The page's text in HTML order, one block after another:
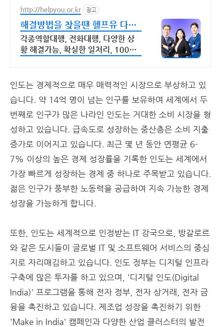
http://helpyou.or.kr 광고
해결방법을 찾을땐 헬프유 다양
하고 어려운 상황해결가능
각종역할대행, 전화대행, 다양한 상
황 해결가능, 확실한 일처리, 100%
해결이 가능합니다.
인도는 경제적으로 매우 매력적인 시장으로 부상하고 있
습니다. 약 14억 명이 넘는 인구를 보유하여 세계에서 두
번째로 인구가 많은 나라인 인도는 거대한 소비 시장을 형
성하고 있습니다. 급속도로 성장하는 중산층은 소비 지출
증가로 이어지고 있습니다. 최근 몇 년 동안 연평균 6-
7% 이상의 높은 경제 성장률을 기록한 인도는 세계에서
가장 빠르게 성장하는 경제 중 하나로 주목받고 있습니다.
젊은 인구가 풍부한 노동력을 공급하여 지속 가능한 경제
성장을 가능하게 합니다.
또한, 인도는 세계적으로 인정받는 IT 강국으로, 방갈로르
와 같은 도시들이 글로벌 IT 및 소프트웨어 서비스의 중심
지로 자리매김하고 있습니다. 인도 정부는 디지털 인프라
구축에 많은 투자를 하고 있으며, '디지털 인도(Digital
India)' 프로그램을 통해 전자 정부, 전자 상거래, 전자 금
융을 촉진하고 있습니다. 제조업 성장을 촉진하기 위한
'Make in India' 캠페인과 다양한 산업 클러스터의 발전